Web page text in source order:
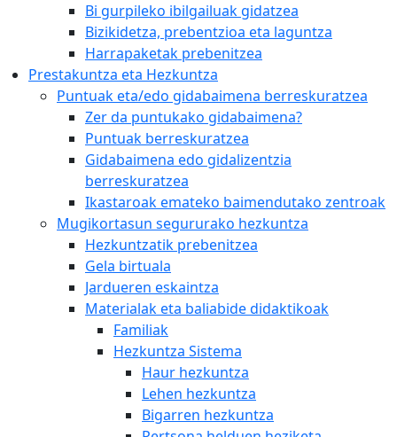
Bi gurpileko ibilgailuak gidatzea
Bizikidetza, prebentzioa eta laguntza
Harrapaketak prebenitzea
Prestakuntza eta Hezkuntza
Puntuak eta/edo gidabaimena berreskuratzea
Zer da puntukako gidabaimena?
Puntuak berreskuratzea
Gidabaimena edo gidalizentzia
berreskuratzea
Ikastaroak emateko baimendutako zentroak
Mugikortasun segururako hezkuntza
Hezkuntzatik prebenitzea
Gela birtuala
Jardueren eskaintza
Materialak eta baliabide didaktikoak
Familiak
Hezkuntza Sistema
Haur hezkuntza
Lehen hezkuntza
Bigarren hezkuntza